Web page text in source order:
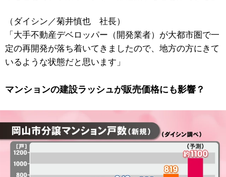
（ダイシン／菊井慎也 社長）
「大手不動産デベロッパー（開発業者）が大都市圏で一
定の再開発が落ち着いてきましたので、地方の方にきて
いるような状態だと思います」
マンションの建設ラッシュが販売価格にも影響？